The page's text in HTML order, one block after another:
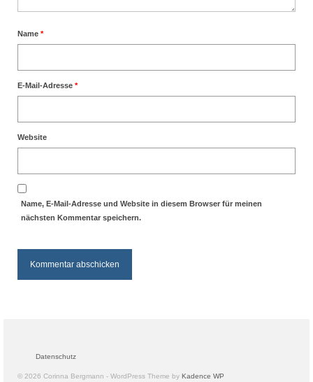
Name *
E-Mail-Adresse *
Website
Name, E-Mail-Adresse und Website in diesem Browser für meinen
nächsten Kommentar speichern.
Datenschutz
© 2026 Corinna Bergmann - WordPress Theme by Kadence WP